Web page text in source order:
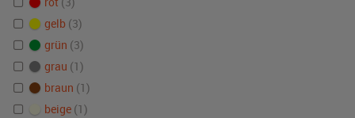
gelb (3)
grün (3)
grau (1)
braun (1)
beige (1)